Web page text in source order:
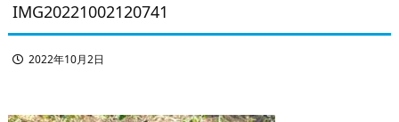
IMG20221002120741
2022年10月2日